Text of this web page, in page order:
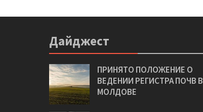
Дайджест
ПРИНЯТО ПОЛОЖЕНИЕ О
ВЕДЕНИИ РЕГИСТРА ПОЧВ В
МОЛДОВЕ